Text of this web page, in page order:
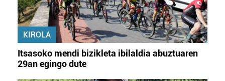
KIROLA
Itsasoko mendi bizikleta ibilaldia abuztuaren
29an egingo dute